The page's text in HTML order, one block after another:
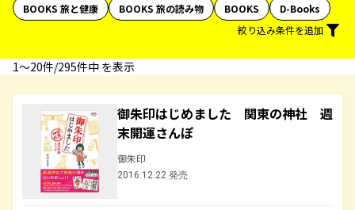
BOOKS 旅と健康
BOOKS 旅の読み物 BOOKS
D-Books
絞り込み条件を追加
1〜20件/295件中 を表示
御朱印はじめました 関東の神社 週
末開運さんぽ
御朱印
2016.12.22 発売